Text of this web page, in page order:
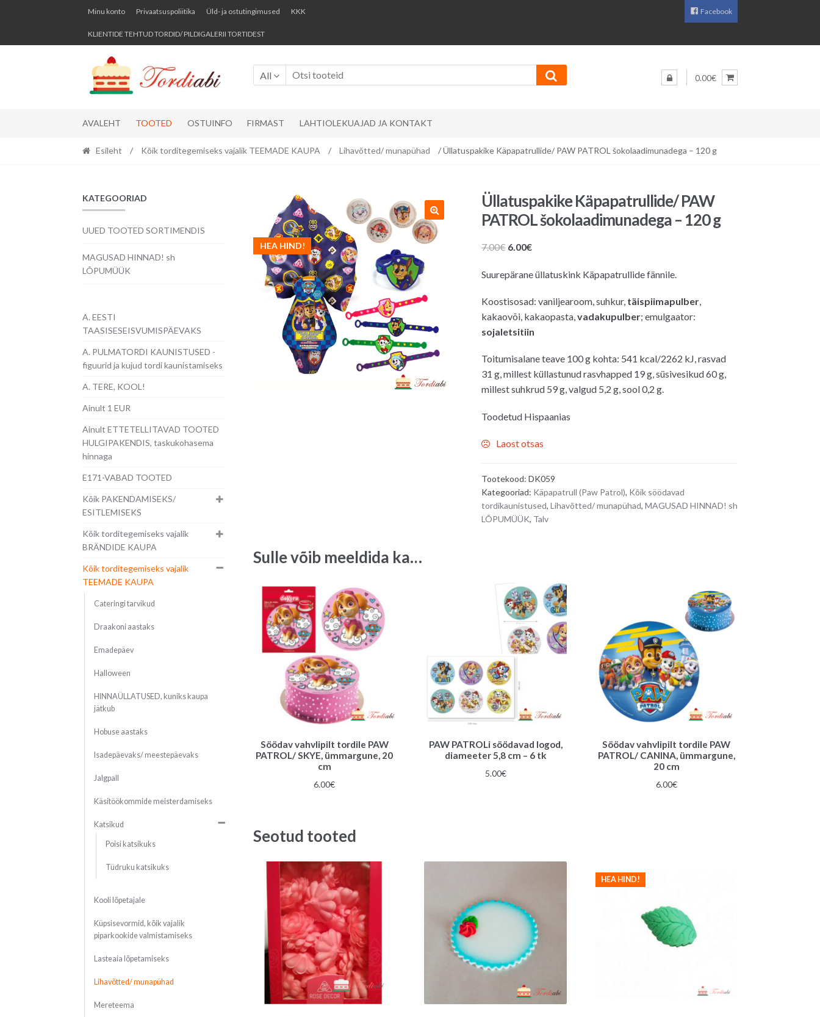
Skip
navigation
Skip
content
Minu konto Privaatsuspoliitika Üld- ja ostutingimused KKK
KLIENTIDE TEHTUD TORDID/ PILDIGALERII TORTIDEST
Facebook
All 0.00€
AVALEHT TOOTED OSTUINFO FIRMAST LAHTIOLEKUAJAD JA KONTAKT
Esileht / Kõik torditegemiseks vajalik TEEMADE KAUPA / Lihavõtted/ munapühad / Üllatuspakike Käpapatrullide/ PAW PATROL šokolaadimunadega – 120 g
HEA HIND!
Üllatuspakike Käpapatrullide/ PAW
PATROL šokolaadimunadega – 120 g
7.00€ Algne
oli:
6.00€Praegune
on:
Suurepärane üllatuskink Käpapatrullide fännile.
Koostisosad: vaniljearoom, suhkur, täispiimapulber,
kakaovõi, kakaopasta,vadakupulber; emulgaator:
sojaletsitiin
Toitumisalane teave 100 g kohta: 541 kcal/2262 kJ, rasvad
31 g, millest küllastunud rasvhapped 19 g, süsivesikud 60 g,
millest suhkrud 59 g, valgud 5,2 g, sool 0,2 g.
Toodetud Hispaanias
Laost otsas
Tootekood: DK059
Kategooriad: Käpapatrull (Paw Patrol), Kõik söödavad
tordikaunistused, Lihavõtted/ munapühad, MAGUSAD HINNAD! sh
LÕPUMÜÜK, Talv
Sulle võib meeldida ka…
Söödav vahvlipilt tordile PAW
PATROL/ SKYE, ümmargune, 20
cm
6.00€
PAW PATROLi söödavad logod,
diameeter 5,8 cm – 6 tk
5.00€
Söödav vahvlipilt tordile PAW
PATROL/ CANINA, ümmargune,
20 cm
6.00€
Seotud tooted
HEA HIND!
KATEGOORIAD
UUED TOOTED SORTIMENDIS
MAGUSAD HINNAD! sh
LÕPUMÜÜK
A. EESTI
TAASISESEISVUMISPÄEVAKS
A. PULMATORDI KAUNISTUSED -
figuurid ja kujud tordi kaunistamiseks
A. TERE, KOOL!
Ainult 1 EUR
Ainult ETTETELLITAVAD TOOTED
HULGIPAKENDIS, taskukohasema
hinnaga
E171-VABAD TOOTED
Kõik PAKENDAMISEKS/
ESITLEMISEKS
Kõik torditegemiseks vajalik
BRÄNDIDE KAUPA
Kõik torditegemiseks vajalik
TEEMADE KAUPA
Cateringi tarvikud
Draakoni aastaks
Emadepäev
Halloween
HINNAÜLLATUSED, kuniks kaupa
jätkub
Hobuse aastaks
Isadepäevaks/ meestepäevaks
Jalgpall
Käsitöökommide meisterdamiseks
Katsikud
Poisi katsikuks
Tüdruku katsikuks
Kooli lõpetajale
Küpsisevormid, kõik vajalik
piparkookide valmistamiseks
Lasteaia lõpetamiseks
Lihavõtted/ munapühad
Mereteema